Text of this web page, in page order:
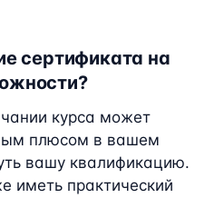
сертификата на
курса может
плюсом в вашем
вашу квалификацию.
иметь практический